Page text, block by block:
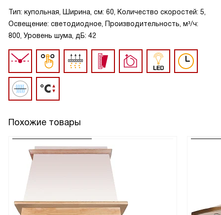
Тип: купольная, Ширина, см: 60, Количество скоростей: 5,
Освещение: светодиодное, Производительность, м³/ч:
800, Уровень шума, дБ: 42
Похожие товары